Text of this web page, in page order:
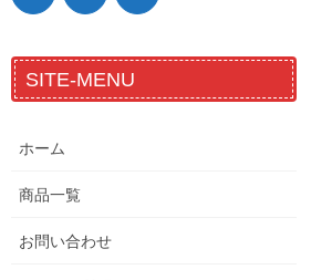
SITE-MENU
ホーム
商品一覧
お問い合わせ